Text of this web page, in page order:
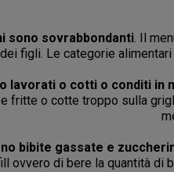
sono sovrabbondanti. Il
figli. Le categorie
lavorati o cotti o conditi in
fritte o cotte troppo sulla
bibite gassate e
ovvero di bere la quantità di